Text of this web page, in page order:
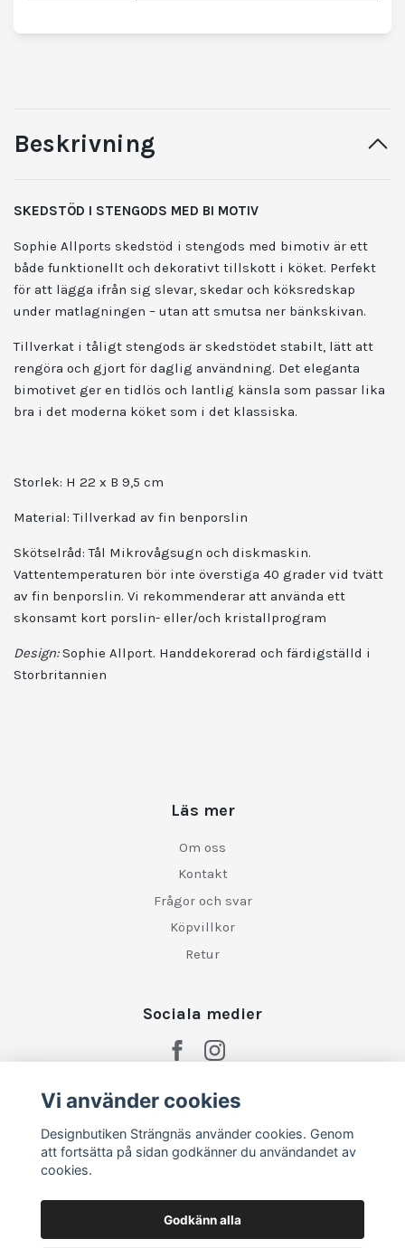
Beskrivning
SKEDSTÖD I STENGODS MED BI MOTIV
Sophie Allports skedstöd i stengods med bimotiv är ett
både funktionellt och dekorativt tillskott i köket. Perfekt
för att lägga ifrån sig slevar, skedar och köksredskap
under matlagningen – utan att smutsa ner bänkskivan.
Tillverkat i tåligt stengods är skedstödet stabilt, lätt att
rengöra och gjort för daglig användning. Det eleganta
bimotivet ger en tidlös och lantlig känsla som passar lika
bra i det moderna köket som i det klassiska.
Storlek: H 22 x B 9,5 cm
Material: Tillverkad av fin benporslin
Skötselråd: Tål Mikrovågsugn och diskmaskin.
Vattentemperaturen bör inte överstiga 40 grader vid tvätt
av fin benporslin. Vi rekommenderar att använda ett
skonsamt kort porslin- eller/och kristallprogram
Design:Sophie Allport. Handdekorerad och färdigställd i
Storbritannien
Läs mer
Om oss
Kontakt
Frågor och svar
Köpvillkor
Retur
Sociala medier
Vi använder cookies
Designbutiken Strängnäs använder cookies. Genom
att fortsätta på sidan godkänner du användandet av
cookies.
Godkänn alla